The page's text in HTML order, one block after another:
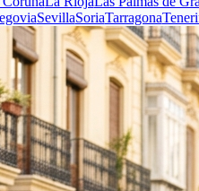
SoriaTarragonaTenerifeTeruel